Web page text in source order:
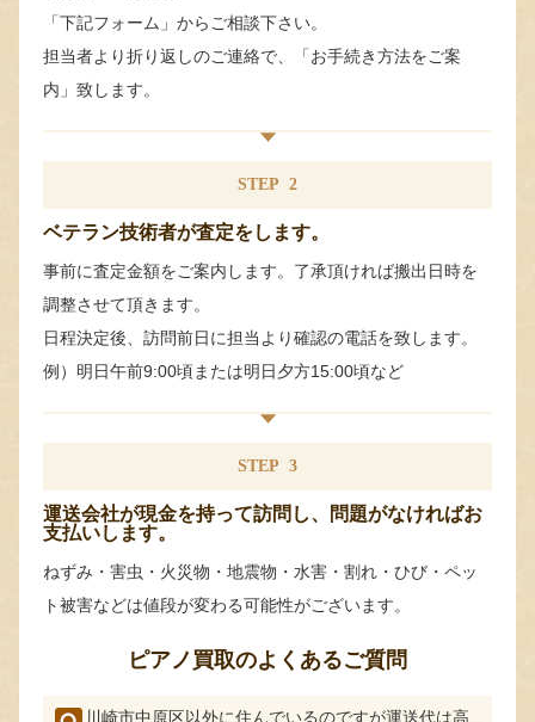
「下記フォーム」からご相談下さい。
担当者より折り返しのご連絡で、「お手続き方法をご案
内」致します。
STEP 2
ベテラン技術者が査定をします。
事前に査定金額をご案内します。了承頂ければ搬出日時を
調整させて頂きます。
日程決定後、訪問前日に担当より確認の電話を致します。
例）明日午前9:00頃または明日夕方15:00頃など
STEP 3
運送会社が現金を持って訪問し、問題がなければお
支払いします。
ねずみ・害虫・火災物・地震物・水害・割れ・ひび・ペッ
ト被害などは値段が変わる可能性がございます。
ピアノ買取のよくあるご質問
川崎市中原区以外に住んでいるのですが運送代は高